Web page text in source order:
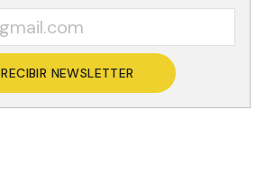
RECIBIR NEWSLETTER